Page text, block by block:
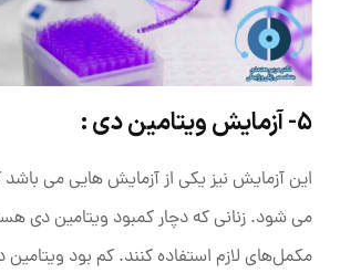
5- آزمایش ویتامین دی :
این آزمایش نیز یکی از آزمایش هایی می
می شود. زنانی که دچار کمبود ویتامین دی
مکمل‌های لازم استفاده کنند. کم بود